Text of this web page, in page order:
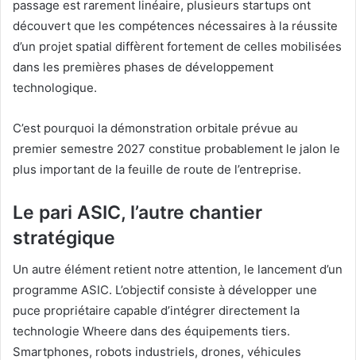
passage est rarement linéaire, plusieurs startups ont
découvert que les compétences nécessaires à la réussite
d’un projet spatial diffèrent fortement de celles mobilisées
dans les premières phases de développement
technologique.
C’est pourquoi la démonstration orbitale prévue au
premier semestre 2027 constitue probablement le jalon le
plus important de la feuille de route de l’entreprise.
Le pari ASIC, l’autre chantier
stratégique
Un autre élément retient notre attention, le lancement d’un
programme ASIC. L’objectif consiste à développer une
puce propriétaire capable d’intégrer directement la
technologie Wheere dans des équipements tiers.
Smartphones, robots industriels, drones, véhicules